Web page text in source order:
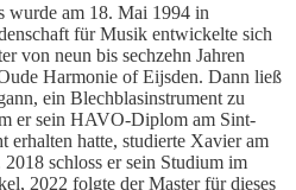
am 18. Mai 1994 in
für Musik entwickelte sich
von neun bis sechzehn Jahren
Harmonie of Eijsden. Dann ließ
ein Blechblasinstrument zu
er sein HAVO-Diplom am Sint-
erhalten hatte, studierte Xavier am
schloss er sein Studium im
2022 folgte der Master für dieses